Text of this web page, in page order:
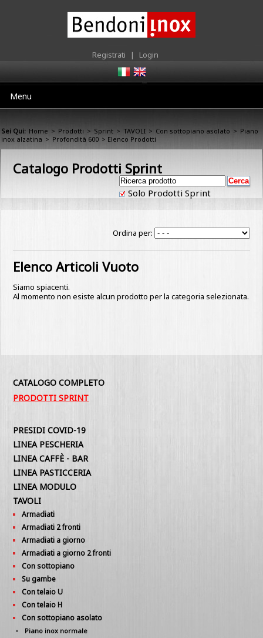
Registrati | Login
Menu
Sei Qui: Home > Prodotti > Sprint > TAVOLI > Con sottopiano asolato > Piano
inox alzatina > Profondità 600 > Elenco Prodotti
Catalogo Prodotti Sprint
Solo Prodotti Sprint
Ordina per:
Elenco Articoli Vuoto
Siamo spiacenti.
Al momento non esiste alcun prodotto per la categoria selezionata.
CATALOGO COMPLETO
PRODOTTI SPRINT
PRESIDI COVID-19
LINEA PESCHERIA
LINEA CAFFÈ - BAR
LINEA PASTICCERIA
LINEA MODULO
TAVOLI
Armadiati
Armadiati 2 fronti
Armadiati a giorno
Armadiati a giorno 2 fronti
Con sottopiano
Su gambe
Con telaio U
Con telaio H
Con sottopiano asolato
Piano inox normale